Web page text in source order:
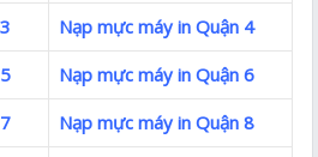
Nạp mực máy in Quận 4
Nạp mực máy in Quận 6
Nạp mực máy in Quận 8